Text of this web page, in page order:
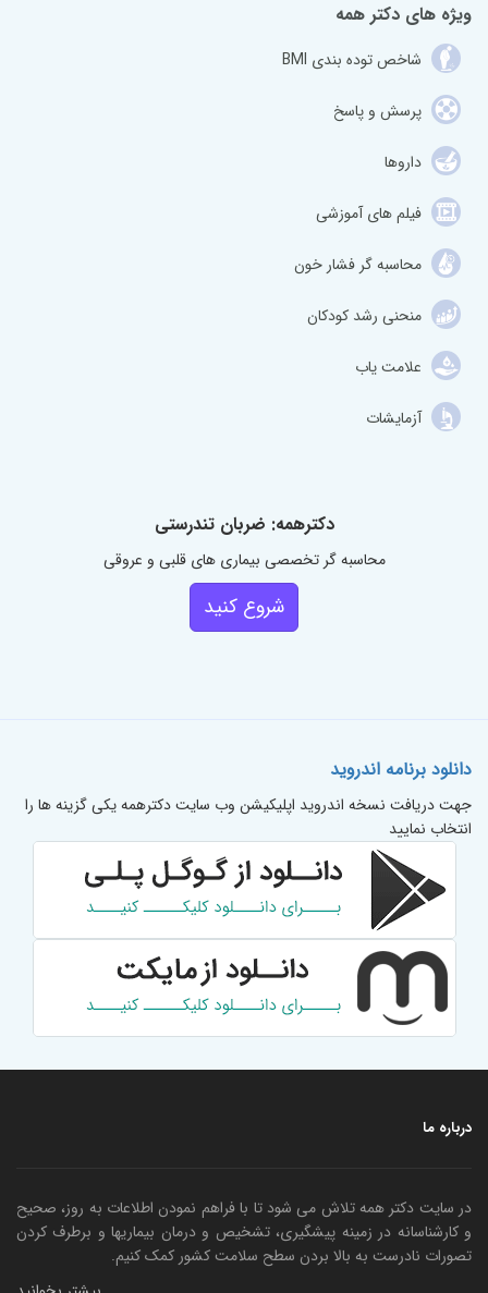
ویژه های دکتر همه
شاخص توده بندی BMI
پرسش و پاسخ
داروها
فیلم های آموزشی
محاسبه گر فشار خون
منحنی رشد کودکان
علامت یاب
آزمایشات
دکترهمه: ضربان تندرستی
محاسبه گر تخصصی بیماری های قلبی و عروقی
شروع کنید
دانلود برنامه اندروید
جهت دریافت نسخه اندروید اپلیکیشن وب سایت دکترهمه یکی گزینه ها را
انتخاب نمایید
درباره ما
در سایت دکتر همه تلاش می شود تا با فراهم نمودن اطلاعات به روز، صحیح
و کارشناسانه در زمینه پیشگیری، تشخیص و درمان بیماریها و برطرف کردن
تصورات نادرست به بالا بردن سطح سلامت کشور کمک کنیم.